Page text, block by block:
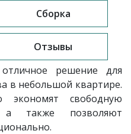
Сборка
Отзывы
решение для
в небольшой квартире.
экономят свободную
также позволяют